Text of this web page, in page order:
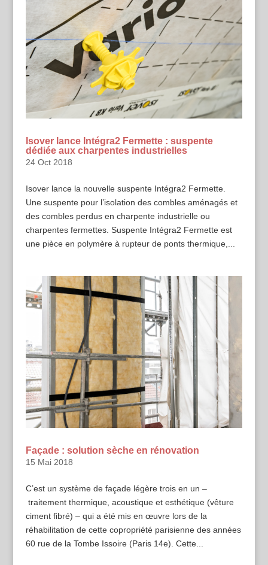
Isover lance Intégra2 Fermette : suspente
dédiée aux charpentes industrielles
24 Oct 2018
Isover lance la nouvelle suspente Intégra2 Fermette.
Une suspente pour l’isolation des combles aménagés et
des combles perdus en charpente industrielle ou
charpentes fermettes. Suspente Intégra2 Fermette est
une pièce en polymère à rupteur de ponts thermique,...
Façade : solution sèche en rénovation
15 Mai 2018
C’est un système de façade légère trois en un –
traitement thermique, acoustique et esthétique (vêture
ciment fibré) – qui a été mis en œuvre lors de la
réhabilitation de cette copropriété parisienne des années
60 rue de la Tombe Issoire (Paris 14e). Cette...